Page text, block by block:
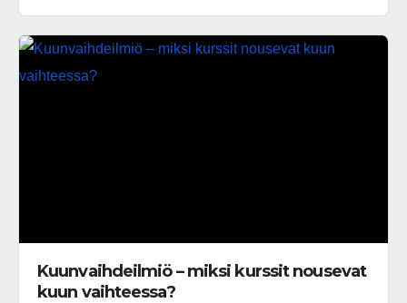
Kuunvaihdeilmiö – miksi kurssit nousevat
kuun vaihteessa?